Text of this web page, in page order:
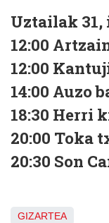
Uztailak 31,
12:00
12:00
14:00 Auzo
18:30 Herri
20:00 Toka
20:30 Son
GIZARTEA